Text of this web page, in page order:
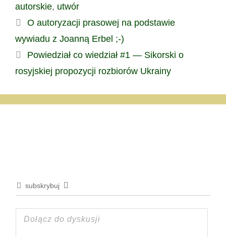
autorskie, utwór
O autoryzacji prasowej na podstawie
wywiadu z Joanną Erbel ;-)
Powiedział co wiedział #1 — Sikorski o
rosyjskiej propozycji rozbiorów Ukrainy
subskrybuj